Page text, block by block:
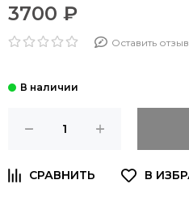
3700 ₽
Оставить отзыв